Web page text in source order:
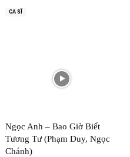
CA SĨ
Ngọc Anh – Bao Giờ Biết
Tương Tư (Phạm Duy, Ngọc
Chánh)